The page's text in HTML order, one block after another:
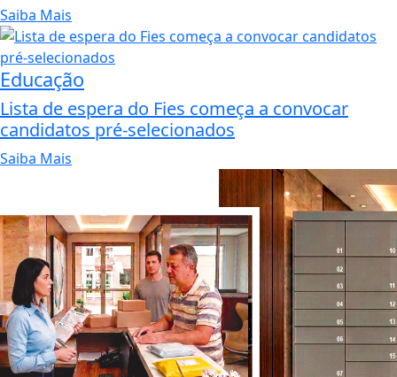
Saiba Mais
Educação
Lista de espera do Fies começa a convocar
candidatos pré-selecionados
Saiba Mais